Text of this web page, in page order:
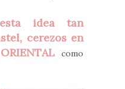
esta idea tan
cerezos en
como